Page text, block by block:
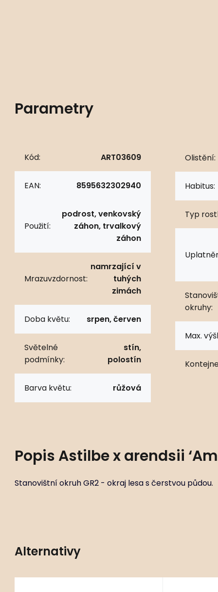
Parametry
Kód: ART03609
EAN: 8595632302940
Použití:
podrost, venkovský
záhon, trvalkový
záhon
Mrazuvzdornost:
namrzající v
tuhých
zimách
Doba květu: srpen, červen
Světelné
podmínky:
stín,
polostín
Barva květu: růžová
Olistění:
Habitus:
Typ
okruhy:
Max.
Popis Astilbe x arendsii
Stanovištní okruh GR2 - okraj lesa s čerstvou půdou.
Alternativy